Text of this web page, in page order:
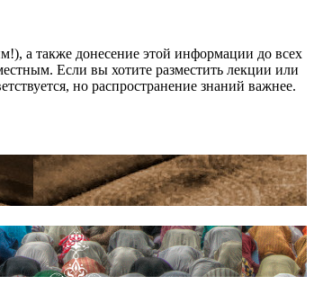
а также донесение этой информации до всех
Если вы хотите разместить лекции или
но распространение знаний важнее.